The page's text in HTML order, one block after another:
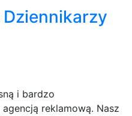
i bardzo
reklamową. Nasz